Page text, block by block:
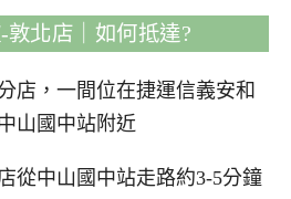
北店｜如何抵達?
店，一間位在捷運信義安和
山國中站附近
從中山國中站走路約3-5分鐘